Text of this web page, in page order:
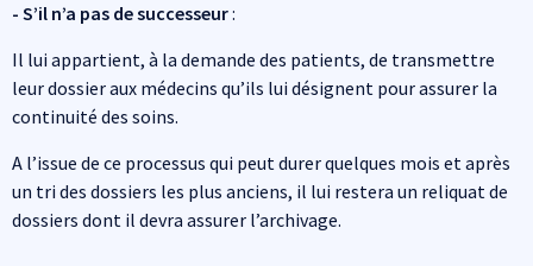
- S’il n’a pas de successeur:
Il lui appartient, à la demande des patients, de transmettre
leur dossier aux médecins qu’ils lui désignent pour assurer la
continuité des soins.
A l’issue de ce processus qui peut durer quelques mois et après
un tri des dossiers les plus anciens, il lui restera un reliquat de
dossiers dont il devra assurer l’archivage.